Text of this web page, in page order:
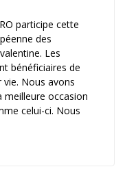
participe cette
des
Les
bénéficiaires de
Nous avons
meilleure occasion
celui-ci. Nous